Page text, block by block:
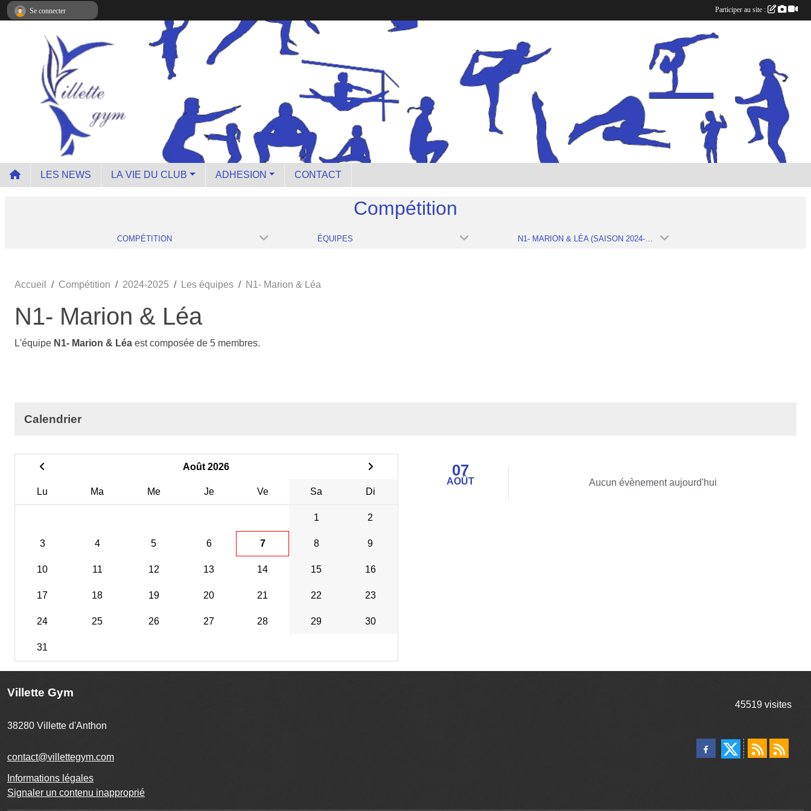
LES NEWS LA VIE DU CLUB ADHESION CONTACT
Compétition
COMPÉTITION ÉQUIPES
Accueil Compétition 2024-2025 Les équipes N1- Marion & Léa
N1- Marion & Léa
L'équipe N1- Marion & Léa est composée de 5 membres.
Calendrier
Août 2026
Lu Ma Me Je Ve Sa Di
1 2
3 4 5 6 7 8 9
10 11 12 13 14 15 16
17 18 19 20 21 22 23
24 25 26 27 28 29 30
31
07
AOÛT Aucun évènement aujourd'hui
Villette Gym
38280 Villette d'Anthon
contact@villettegym.com
Informations légales
Signaler un contenu inapproprié
45519 visites
Se connecter Participer au site :
Panneau de gestion des cookies